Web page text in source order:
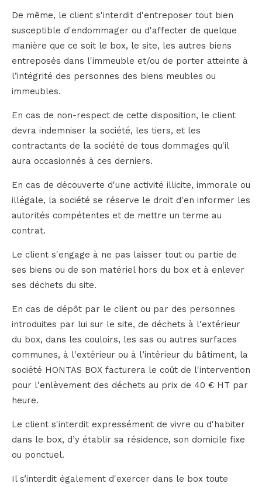
De même, le client s'interdit d'entreposer tout bien
susceptible d'endommager ou d'affecter de quelque
manière que ce soit le box, le site, les autres biens
entreposés dans l'immeuble et/ou de porter atteinte à
l’intégrité des personnes des biens meubles ou
immeubles.
En cas de non-respect de cette disposition, le client
devra indemniser la société, les tiers, et les
contractants de la société de tous dommages qu'il
aura occasionnés à ces derniers.
En cas de découverte d'une activité illicite, immorale ou
illégale, la société se réserve le droit d'en informer les
autorités compétentes et de mettre un terme au
contrat.
Le client s'engage à ne pas laisser tout ou partie de
ses biens ou de son matériel hors du box et à enlever
ses déchets du site.
En cas de dépôt par le client ou par des personnes
introduites par lui sur le site, de déchets à l'extérieur
du box, dans les couloirs, les sas ou autres surfaces
communes, à l'extérieur ou à l’intérieur du bâtiment, la
société HONTAS BOX facturera le coût de l'intervention
pour l'enlèvement des déchets au prix de 40 € HT par
heure.
Le client s'interdit expressément de vivre ou d'habiter
dans le box, d’y établir sa résidence, son domicile fixe
ou ponctuel.
Il s’interdit également d'exercer dans le box toute